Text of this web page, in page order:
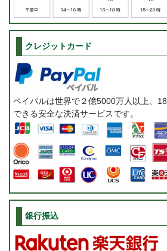
クレジットカード
ペイパルは世界で２億5000万人以上、
できる安全な決済サービスです。
銀行振込